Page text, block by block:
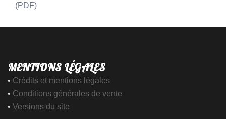
(PDF)
MENTIONS LÉGALES
• Crédits et mentions légales
• Conditions générales de vente
• Versions du site